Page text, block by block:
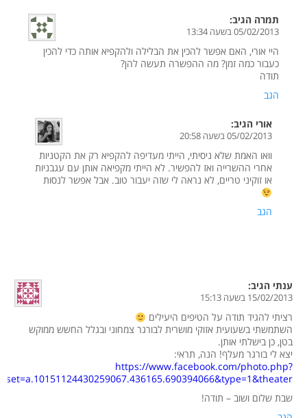
תמרה הגיב:
05/02/2013 בשעה 13:34
היי אורי, האם אפשר להכין את הבלילה ולהקפיא אותה כדי להכין
כעבור כמה זמן? מה ההפשרה תעשה להן?
תודה
הגב
אורי הגיב:
05/02/2013 בשעה 20:58
וואו האמת שלא ניסיתי, הייתי מעדיפה להקפיא רק את הקטניות
אחרי ההשרייה ואז להפשיר. לא הייתי מקפיאה אותן עם עגבניות
או זוקיני טריים, לא נראה לי שזה יעבור טוב. אבל אפשר לנסות
הגב
ענתי הגיב:
15/02/2013 בשעה 15:13
רציתי להגיד תודה על הטיפים היעילים
השתמשתי בשעועית אזוקי מושרית לבורגר צמחוני ובגלל החשש ממוקש
בטן, כן בישלתי אותן.
יצא לי בורגר מעלף! הנה, תראי:
https://www.facebook.com/photo.php?
שבת שלום ושוב – תודה!